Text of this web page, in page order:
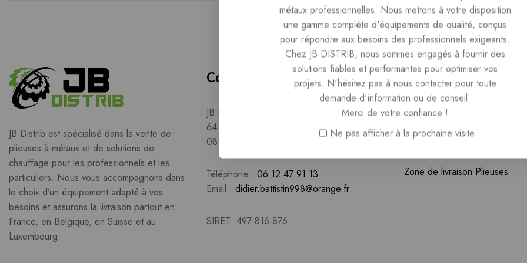
JB Distrib est spécialisé dans la vente de
plieuses à métaux et de solutions de
chauffage pour les professionnels et les
particuliers. Nous vous accompagnons dans
le choix d’un équipement adapté à vos
besoins et assurons la livraison partout en
France, en Belgique, en Suisse et au
Luxembourg.
Contact
JB Distrib
64 Rue Etienne Dolet,
08120 Bogny-sur-Meuse
Téléphone : 06 12 47 91 13
Email : didier.battistin998@orange.fr
SIRET: 497 816 876
Boutique
Chaudières Professionnelles
Plieuses
Guides
Zone de livraison Plieuses
métaux professionnelles. Nous mettons à votre disposition
une gamme complète d'équipements de qualité, conçus
pour répondre aux besoins des professionnels exigeants.
Chez JB DISTRIB, nous sommes engagés à fournir des
solutions fiables et performantes pour optimiser vos
projets. N'hésitez pas à nous contacter pour toute
demande d'information ou de conseil.
Merci de votre confiance !
Ne pas afficher à la prochaine visite